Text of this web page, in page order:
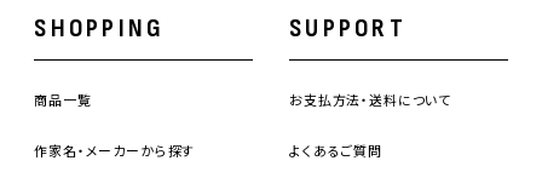
SHOPPING
商品一覧
作家名・メーカーから探す
SUPPORT
お支払方法・送料について
よくあるご質問